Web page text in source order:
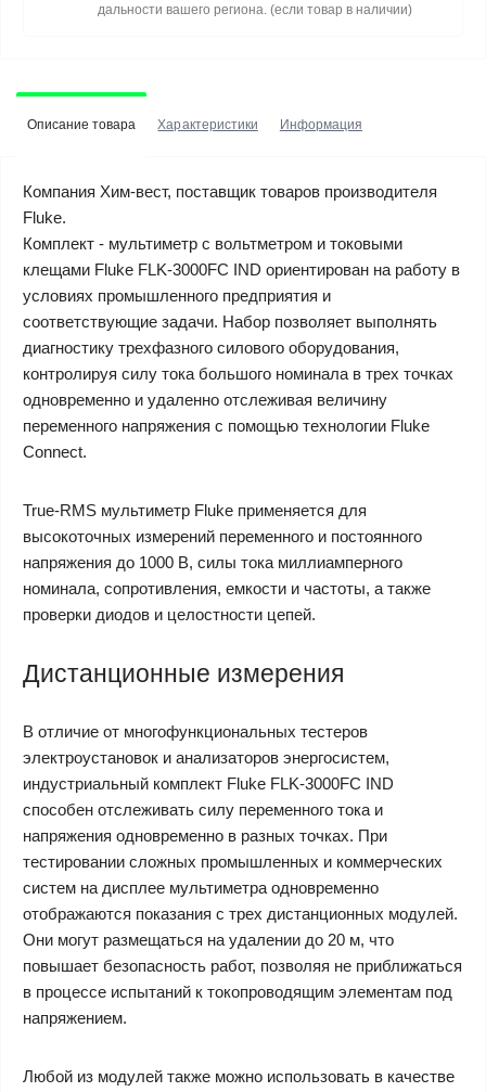
дальности вашего региона. (если товар в наличии)
Описание товара Характеристики Информация
Компания Хим-вест, поставщик товаров производителя
Fluke.
Комплект - мультиметр с вольтметром и токовыми
клещами Fluke FLK-3000FC IND ориентирован на работу в
условиях промышленного предприятия и
соответствующие задачи. Набор позволяет выполнять
диагностику трехфазного силового оборудования,
контролируя силу тока большого номинала в трех точках
одновременно и удаленно отслеживая величину
переменного напряжения с помощью технологии Fluke
Connect.
True-RMS мультиметр Fluke применяется для
высокоточных измерений переменного и постоянного
напряжения до 1000 В, силы тока миллиамперного
номинала, сопротивления, емкости и частоты, а также
проверки диодов и целостности цепей.
Дистанционные измерения
В отличие от многофункциональных тестеров
электроустановок и анализаторов энергосистем,
индустриальный комплект Fluke FLK-3000FC IND
способен отслеживать силу переменного тока и
напряжения одновременно в разных точках. При
тестировании сложных промышленных и коммерческих
систем на дисплее мультиметра одновременно
отображаются показания с трех дистанционных модулей.
Они могут размещаться на удалении до 20 м, что
повышает безопасность работ, позволяя не приближаться
в процессе испытаний к токопроводящим элементам под
напряжением.
Любой из модулей также можно использовать в качестве